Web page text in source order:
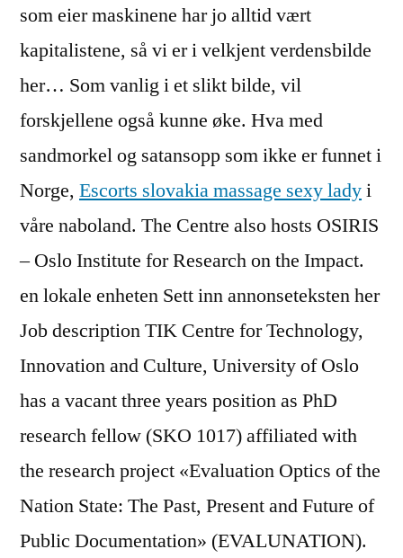
som eier maskinene har jo alltid vært
kapitalistene, så vi er i velkjent verdensbilde
her… Som vanlig i et slikt bilde, vil
forskjellene også kunne øke. Hva med
sandmorkel og satansopp som ikke er funnet i
Norge, Escorts slovakia massage sexy ladyi
våre naboland. The Centre also hosts OSIRIS
– Oslo Institute for Research on the Impact.
en lokale enheten Sett inn annonseteksten her
Job description TIK Centre for Technology,
Innovation and Culture, University of Oslo
has a vacant three years position as PhD
research fellow (SKO 1017) affiliated with
the research project «Evaluation Optics of the
Nation State: The Past, Present and Future of
Public Documentation» (EVALUNATION).